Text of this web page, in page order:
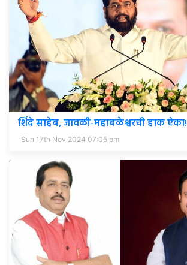
शिंदे साहेब, जावळी-महाबळेश्वरची हाक ऐका!
Sun 17th Nov 2024 07:05 pm